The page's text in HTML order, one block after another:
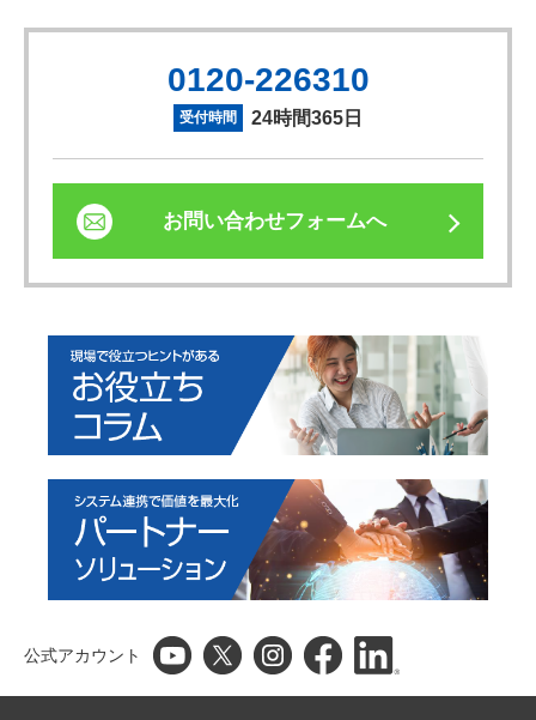
0120-226310
受付時間 24時間365日
お問い合わせフォームへ
公式アカウント